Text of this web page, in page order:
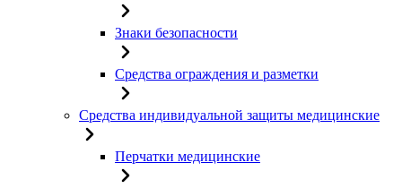
Знаки безопасности
Средства ограждения и разметки
Средства индивидуальной защиты медицинские
Перчатки медицинские